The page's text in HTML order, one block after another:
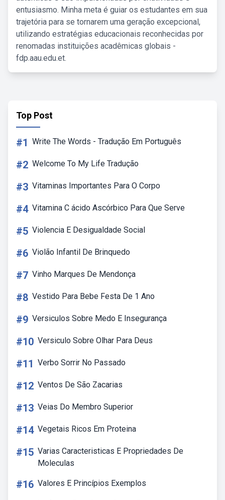
entusiasmo. Minha meta é guiar os estudantes em sua
trajetória para se tornarem uma geração excepcional,
utilizando estratégias educacionais reconhecidas por
renomadas instituições acadêmicas globais -
fdp.aau.edu.et.
Top Post
#1 Write The Words - Tradução Em Português
#2 Welcome To My Life Tradução
#3 Vitaminas Importantes Para O Corpo
#4 Vitamina C ácido Ascórbico Para Que Serve
#5 Violencia E Desigualdade Social
#6 Violão Infantil De Brinquedo
#7 Vinho Marques De Mendonça
#8 Vestido Para Bebe Festa De 1 Ano
#9 Versiculos Sobre Medo E Insegurança
#10 Versiculo Sobre Olhar Para Deus
#11 Verbo Sorrir No Passado
#12 Ventos De São Zacarias
#13 Veias Do Membro Superior
#14 Vegetais Ricos Em Proteina
#15 Varias Caracteristicas E Propriedades De
Moleculas
#16 Valores E Princípios Exemplos